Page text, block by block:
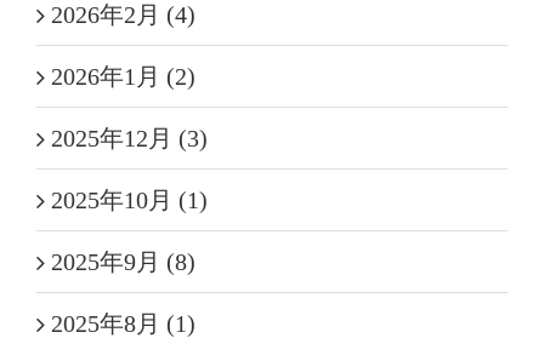
2026年2月 (4)
2026年1月 (2)
2025年12月 (3)
2025年10月 (1)
2025年9月 (8)
2025年8月 (1)